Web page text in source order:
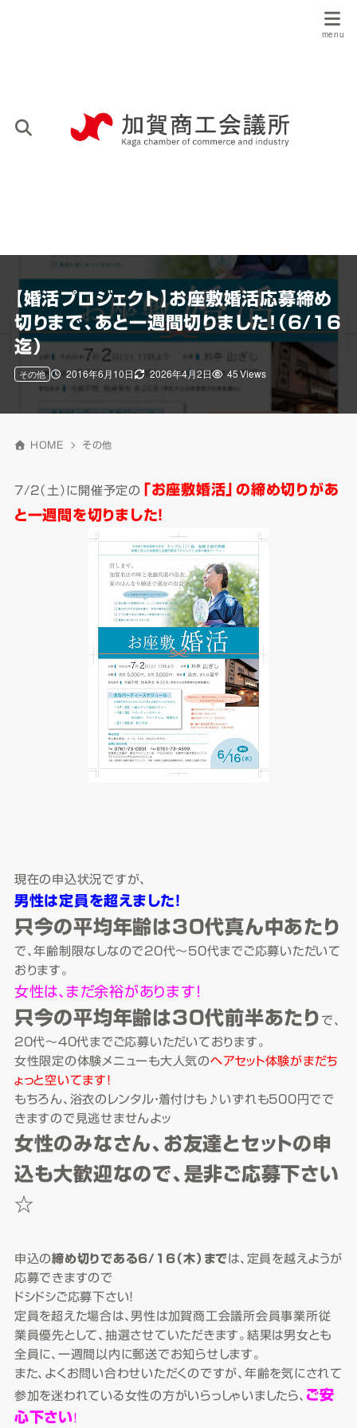
【婚活プロジェクト】お座敷婚活応募締め
切りまで、あと一週間切りました！（6/16
迄）
2016年6月10日 2026年4月2日
その他 45 Views
HOME その他
7/2（土）に開催予定の 「お座敷婚活」の締め切りがあ
と一週間を切りました！
現在の申込状況ですが、
男性は定員を超えました！
只今の平均年齢は30代真ん中あたり
で、年齢制限なしなので20代～50代までご応募いただいて
おります。
女性は、まだ余裕があります！
只今の平均年齢は30代前半あたり で、
20代～40代までご応募いただいております。
女性限定の体験メニューも大人気のヘアセット体験がまだち
ょっと空いてます！
もちろん、浴衣のレンタル・着付けも♪いずれも500円でで
きますので見逃せませんよッ
女性のみなさん、お友達とセットの申
込も大歓迎なので、是非ご応募下さい
☆
申込の締め切りである6/16（木）まで は、定員を越えようが
応募できますので
ドシドシご応募下さい！
定員を超えた場合は、男性は加賀商工会議所会員事業所従
業員優先として、抽選させていただきます。結果は男女とも
全員に、一週間以内に郵送でお知らせします。
また、よくお問い合わせいただくのですが、年齢を気にされて
参加を迷われている女性の方がいらっしゃいましたら、 ご安
心下さい ！